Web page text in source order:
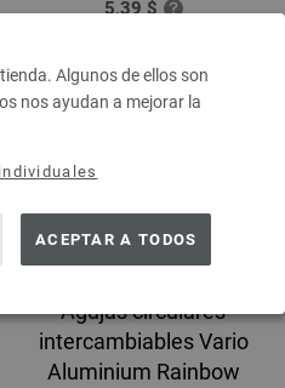
Algunos de ellos son
nos ayudan a mejorar la
ACEPTAR A TODOS
5,39 $
Agujas circulares
intercambiables Vario
Aluminium Rainbow